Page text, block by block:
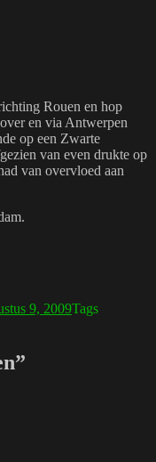
Rouen en hop
en via Antwerpen
op een Zwarte
van even drukte op
van overvloed aan
9, 2009Tags